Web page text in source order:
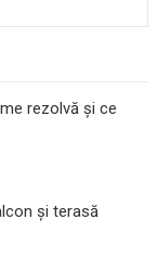
rezolvă și ce
și terasă